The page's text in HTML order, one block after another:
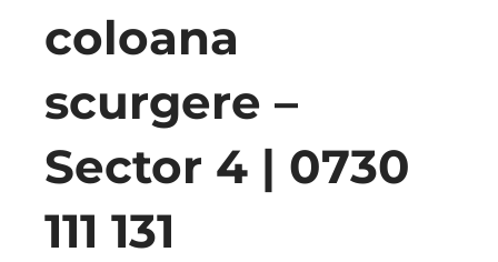
coloana
scurgere –
Sector 4 | 0730
111 131